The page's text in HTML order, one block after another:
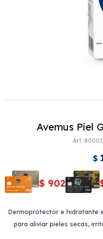
Avemus Piel
$
$ 902
Dermoprotector e hidratante
para aliviar pieles secas,